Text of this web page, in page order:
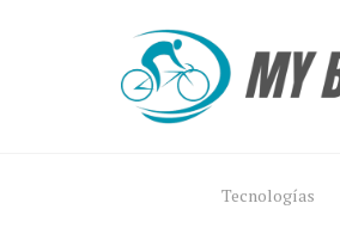
Tecnologías